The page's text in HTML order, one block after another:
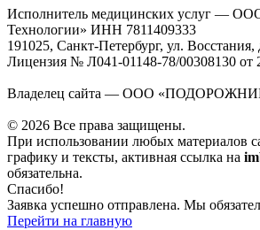
Исполнитель медицинских услуг —
Технологии» ИНН 7811409333
191025, Санкт-Петербург, ул. Восстания,
Лицензия № Л041-01148-78/00308130 от
Владелец сайта — ООО
© 2026 Все права защищены.
При использовании любых материалов
графику и тексты, активная ссылка на
обязательна.
Спасибо!
Заявка успешно отправлена. Мы
Перейти на главную